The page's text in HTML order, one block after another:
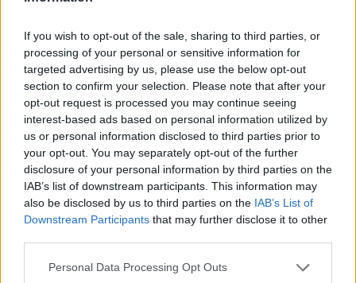
If you wish to opt-out of the sale, sharing to third parties, or
processing of your personal or sensitive information for
targeted advertising by us, please use the below opt-out
section to confirm your selection. Please note that after your
opt-out request is processed you may continue seeing
interest-based ads based on personal information utilized by
us or personal information disclosed to third parties prior to
your opt-out. You may separately opt-out of the further
disclosure of your personal information by third parties on the
IAB’s list of downstream participants. This information may
also be disclosed by us to third parties on the IAB’s List of
Downstream Participants that may further disclose it to other
Please note that this website/app uses one or more Google
Personal Data Processing Opt Outs
«Έσκασε τώρα όλη η κούραση» – Το απρόοπτο